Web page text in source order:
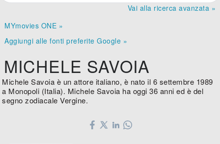
Vai alla ricerca avanzata »
MYmovies ONE »
Aggiungi alle fonti preferite Google »
MICHELE SAVOIA
Michele Savoia è un attore italiano, è nato il 6 settembre 1989
a Monopoli (Italia). Michele Savoia ha oggi 36 anni ed è del
segno zodiacale Vergine.